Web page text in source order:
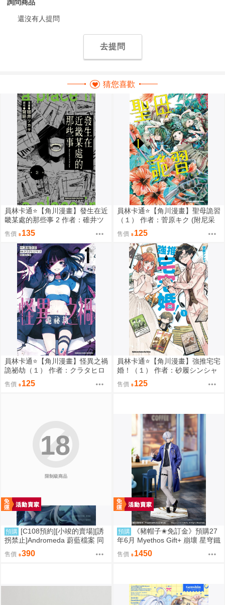
詢問商品
還沒有人提問
去提問
猜您喜歡
員林卡通⭐️【角川漫畫】發生在近
畿某處的那些事 2 作者：碓井ツ
カサ (附尼采書套)
售價 135
員林卡通⭐️【角川漫畫】聖母詭習
（１） 作者：菅原キク (附尼采
售價 125
員林卡通⭐️【角川漫畫】怪異之禍
詭祕劫（１） 作者：クラタヒロ
ヤス (附尼采書套)
售價 125
員林卡通⭐️【角川漫畫】強推宅宅
婚！（１） 作者：砂履シンシャ
(附尼采書套)
售價 125
限制級商品
18
預購 [C108預約][小竣的賣場][誘
拐禁止]Andromeda 蔚藍檔案 同
人誌id=3727344
售價 390
預購
《豬帽子✬免訂金》預購27
年6月 Myethos Gift+ 崩壞 星穹鐵
道 白厄 列車環遊記Ver 1/8 1011
售價 1450